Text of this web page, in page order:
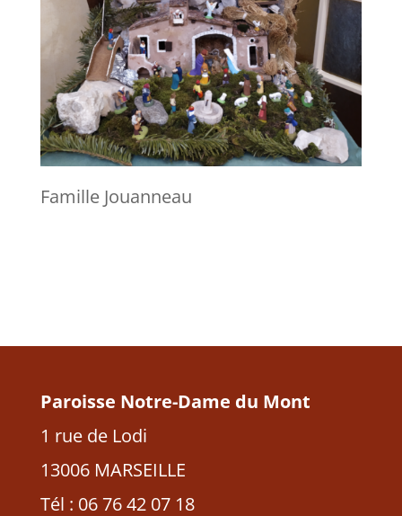
Famille Jouanneau
Paroisse Notre-Dame du Mont
1 rue de Lodi
13006 MARSEILLE
Tél : 06 76 42 07 18